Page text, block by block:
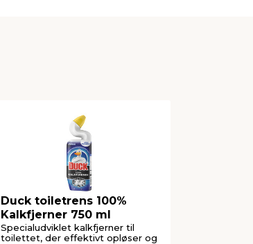
Duck toiletrens 100%
Kalkfjerner 750 ml
Specialudviklet kalkfjerner til
toilettet, der effektivt opløser og